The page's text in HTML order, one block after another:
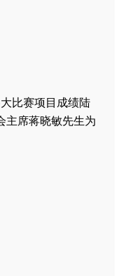
比赛项目成绩陆
主席蒋晓敏先生为